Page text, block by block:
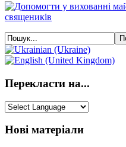
Перекласти на...
Нові матеріали